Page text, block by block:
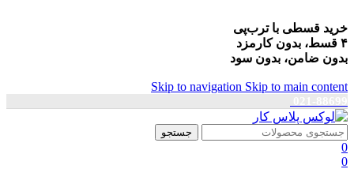
خرید قسطی با ترب‌پی
۴ قسط، بدون کارمزد
بدون ضامن، بدون سود
Skip to navigation Skip to main content
جستجو
0
0